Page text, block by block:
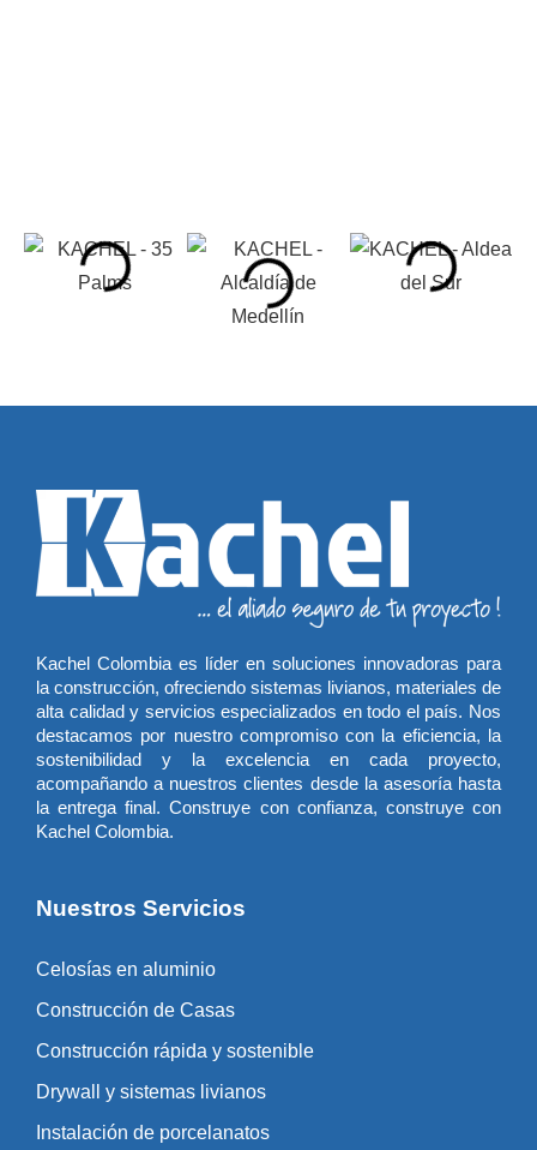
Kachel Colombia es líder en soluciones innovadoras para
la construcción, ofreciendo sistemas livianos, materiales de
alta calidad y servicios especializados en todo el país. Nos
destacamos por nuestro compromiso con la eficiencia, la
sostenibilidad y la excelencia en cada proyecto,
acompañando a nuestros clientes desde la asesoría hasta
la entrega final. Construye con confianza, construye con
Kachel Colombia.
Nuestros Servicios
Celosías en aluminio
Construcción de Casas
Construcción rápida y sostenible
Drywall y sistemas livianos
Instalación de porcelanatos